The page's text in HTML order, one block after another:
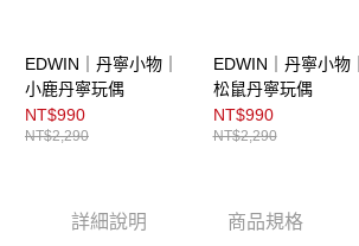
EDWIN｜丹寧小物｜
小鹿丹寧玩偶
NT$990
NT$2,290
EDWIN｜丹寧小物｜
松鼠丹寧玩偶
NT$990
NT$2,290
詳細說明 商品規格